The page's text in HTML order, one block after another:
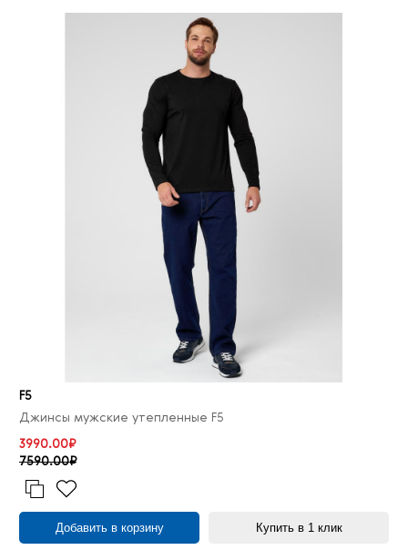
F5
Джинсы мужские утепленные F5
3990.00₽
7590.00₽
Добавить в корзину Купить в 1 клик